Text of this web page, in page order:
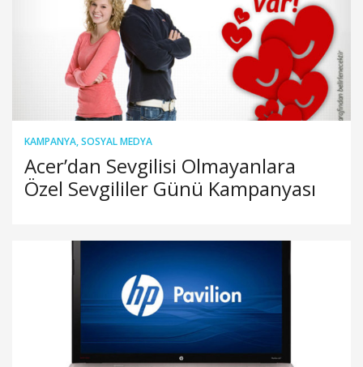
KAMPANYA,SOSYAL MEDYA
Acer’dan Sevgilisi Olmayanlara
Özel Sevgililer Günü Kampanyası